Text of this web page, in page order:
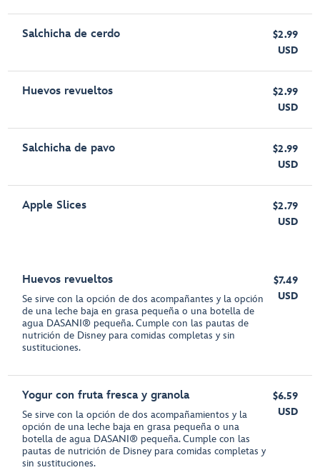
Salchicha de cerdo
$2.99
USD
Huevos revueltos
$2.99
USD
Salchicha de pavo
$2.99
USD
Apple Slices
$2.79
USD
Huevos revueltos
Se sirve con la opción de dos acompañantes y la opción
de una leche baja en grasa pequeña o una botella de
agua DASANI® pequeña. Cumple con las pautas de
nutrición de Disney para comidas completas y sin
sustituciones.
$7.49
USD
Yogur con fruta fresca y granola
Se sirve con la opción de dos acompañamientos y la
opción de una leche baja en grasa pequeña o una
botella de agua DASANI® pequeña. Cumple con las
pautas de nutrición de Disney para comidas completas y
sin sustituciones.
$6.59
USD